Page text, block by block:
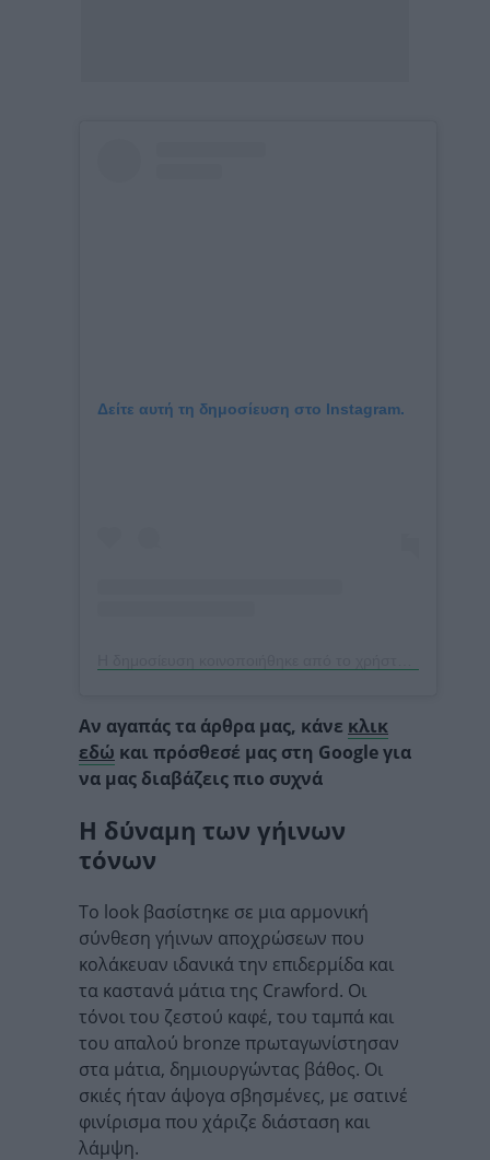
Δείτε αυτή τη δημοσίευση στο Instagram.
Αν αγαπάς τα άρθρα μας, κάνε κλικ
εδώ και πρόσθεσέ μας στη Google για
να μας διαβάζεις πιο συχνά
Η δύναμη των γήινων
τόνων
Το look βασίστηκε σε μια αρμονική
σύνθεση γήινων αποχρώσεων που
κολάκευαν ιδανικά την επιδερμίδα και
τα καστανά μάτια της Crawford. Οι
τόνοι του ζεστού καφέ, του ταμπά και
του απαλού bronze πρωταγωνίστησαν
στα μάτια, δημιουργώντας βάθος. Οι
σκιές ήταν άψογα σβησμένες, με σατινέ
φινίρισμα που χάριζε διάσταση και
λάμψη.